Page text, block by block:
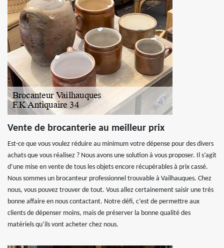
Vente de brocanterie au meilleur prix
Est-ce que vous voulez réduire au minimum votre dépense pour des divers
achats que vous réalisez ? Nous avons une solution à vous proposer. Il s’agit
d’une mise en vente de tous les objets encore récupérables à prix cassé.
Nous sommes un brocanteur professionnel trouvable à Vailhauques. Chez
nous, vous pouvez trouver de tout. Vous allez certainement saisir une très
bonne affaire en nous contactant. Notre défi, c’est de permettre aux
clients de dépenser moins, mais de préserver la bonne qualité des
matériels qu’ils vont acheter chez nous.